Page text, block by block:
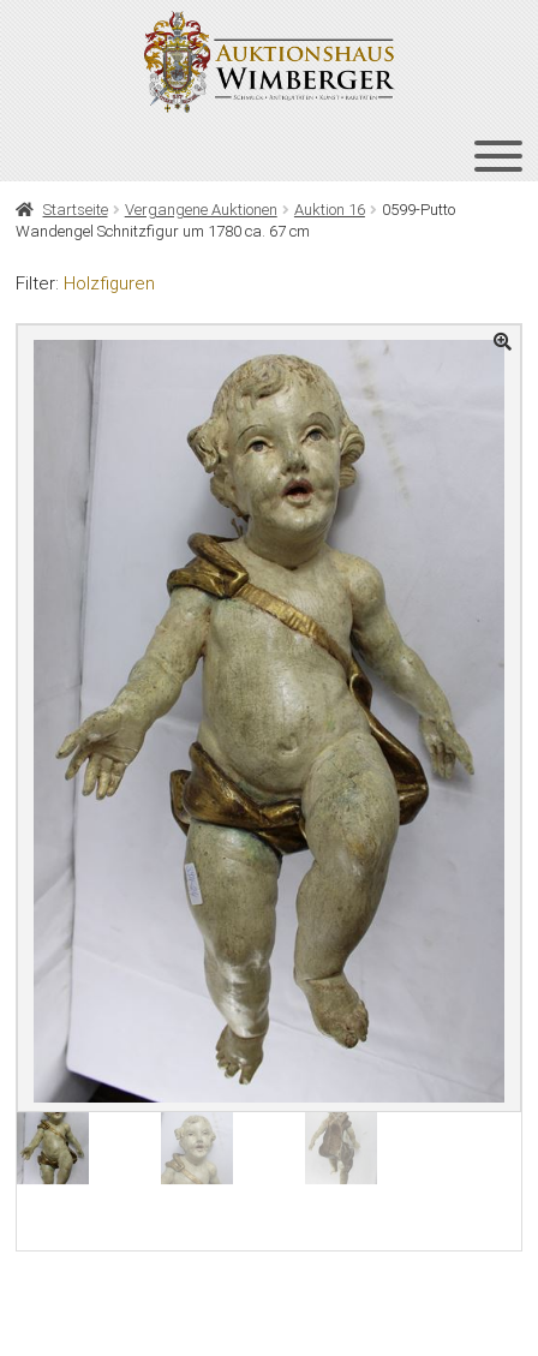
HOME
VERGANGENE AUKTIONEN
NEWSLETTER
Startseite Vergangene Auktionen Auktion 16
0599-Putto
Wandengel Schnitzfigur um 1780 ca. 67 cm
Filter: Holzfiguren